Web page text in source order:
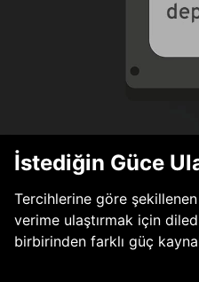
İstediğin Güce
Tercihlerine göre
verime ulaştırmak için
birbirinden farklı güç